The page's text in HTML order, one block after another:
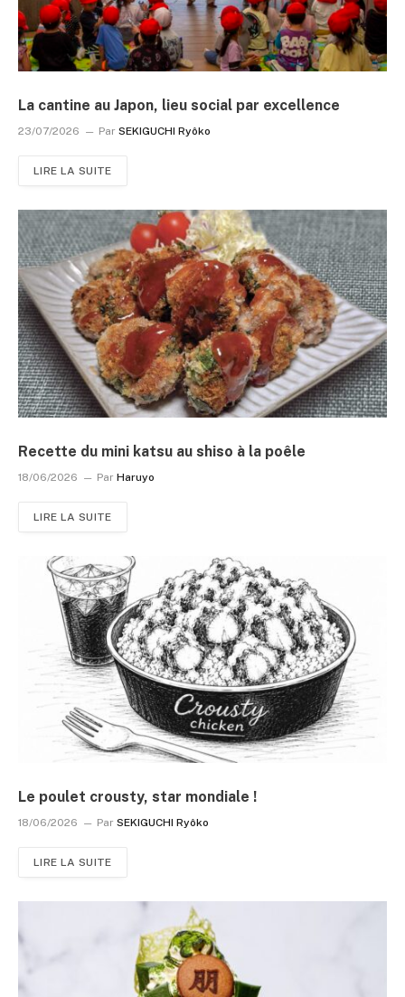
La cantine au Japon, lieu social par excellence
23/07/2026 Par SEKIGUCHI Ryôko
LIRE LA SUITE
Recette du mini katsu au shiso à la poêle
18/06/2026 Par Haruyo
LIRE LA SUITE
Le poulet crousty, star mondiale !
18/06/2026 Par SEKIGUCHI Ryôko
LIRE LA SUITE